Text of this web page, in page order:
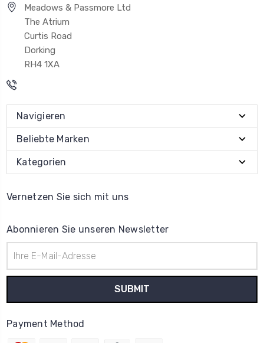
Meadows & Passmore Ltd
The Atrium
Curtis Road
Dorking
RH4 1XA
Navigieren
Beliebte Marken
Kategorien
Vernetzen Sie sich mit uns
Abonnieren Sie unseren Newsletter
Mail-
Adresse
Payment Method